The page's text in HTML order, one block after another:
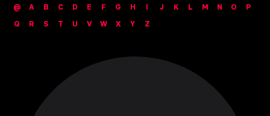
@
A B C D E F G H I J K L M N O
P
Q
R S T U V W X Y Z